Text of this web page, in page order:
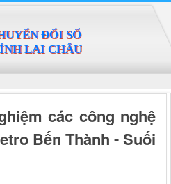
Bến Thành - Suối